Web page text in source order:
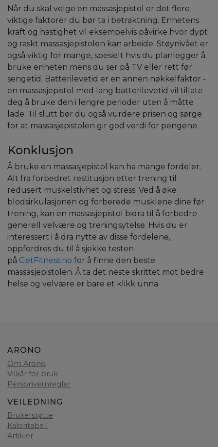
Når du skal velge en massasjepistol er det flere
viktige faktorer du bør ta i betraktning. Enhetens
kraft og hastighet vil eksempelvis påvirke hvor dypt
og raskt massasjepistolen kan arbeide. Støynivået er
også viktig for mange, spesielt hvis du planlegger å
bruke enheten mens du ser på TV eller rett før
sengetid. Batterilevetid er en annen nøkkelfaktor -
en massasjepistol med lang batterilevetid vil tillate
deg å bruke den i lengre perioder uten å måtte
lade. Til slutt bør du også vurdere prisen og sørge
for at massasjepistolen gir god verdi for pengene.
Konklusjon
Å bruke en massasjepistol kan ha mange fordeler.
Alt fra forbedret restitusjon etter trening til
redusert muskelstivhet og stress. Ved å øke
blodsirkulasjonen og forberede musklene dine før
trening, kan en massasjepistol bidra til å forbedre
generell velvære og treningsytelse. Hvis du er
interessert i å dra nytte av disse fordelene,
oppfordres du til å sjekke testen
på GetFitness.no for å finne den beste
massasjepistolen. Å ta det neste skrittet mot bedre
helse og velvære er bare et klikk unna.
ARONO
Om Arono
Vilkår for bruk
Personvernregler
VEILEDNING
Brukerstøtte
Kaloritabell
Artikler